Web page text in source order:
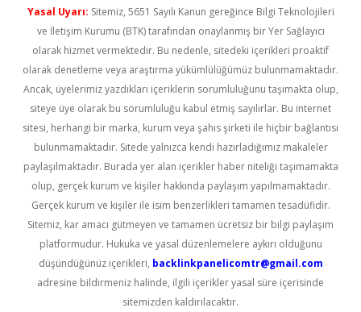
Yasal Uyarı: Sitemiz, 5651 Sayılı Kanun gereğince Bilgi Teknolojileri
ve İletişim Kurumu (BTK) tarafından onaylanmış bir Yer Sağlayıcı
olarak hizmet vermektedir. Bu nedenle, sitedeki içerikleri proaktif
olarak denetleme veya araştırma yükümlülüğümüz bulunmamaktadır.
Ancak, üyelerimiz yazdıkları içeriklerin sorumluluğunu taşımakta olup,
siteye üye olarak bu sorumluluğu kabul etmiş sayılırlar. Bu internet
sitesi, herhangi bir marka, kurum veya şahıs şirketi ile hiçbir bağlantısı
bulunmamaktadır. Sitede yalnızca kendi hazırladığımız makaleler
paylaşılmaktadır. Burada yer alan içerikler haber niteliği taşımamakta
olup, gerçek kurum ve kişiler hakkında paylaşım yapılmamaktadır.
Gerçek kurum ve kişiler ile isim benzerlikleri tamamen tesadüfidir.
Sitemiz, kar amacı gütmeyen ve tamamen ücretsiz bir bilgi paylaşım
platformudur. Hukuka ve yasal düzenlemelere aykırı olduğunu
düşündüğünüz içerikleri, backlinkpanelicomtr@gmail.com
adresine bildirmeniz halinde, ilgili içerikler yasal süre içerisinde
sitemizden kaldırılacaktır.